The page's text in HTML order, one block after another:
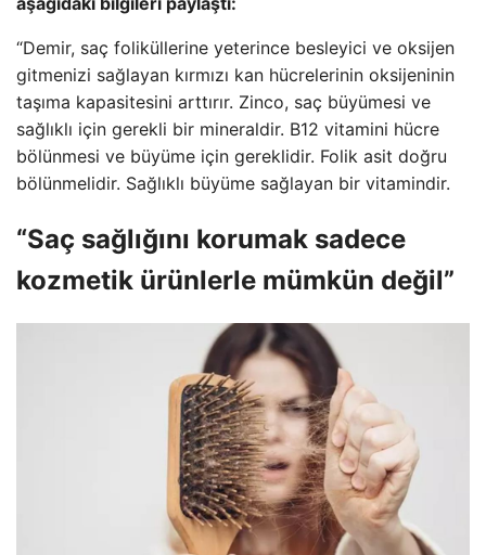
“Demir, saç foliküllerine yeterince besleyici ve oksijen
gitmenizi sağlayan kırmızı kan hücrelerinin oksijeninin
taşıma kapasitesini arttırır. Zinco, saç büyümesi ve
sağlıklı için gerekli bir mineraldir. B12 vitamini hücre
bölünmesi ve büyüme için gereklidir. Folik asit doğru
bölünmelidir. Sağlıklı büyüme sağlayan bir vitamindir.
“Saç sağlığını korumak sadece
kozmetik ürünlerle mümkün değil”